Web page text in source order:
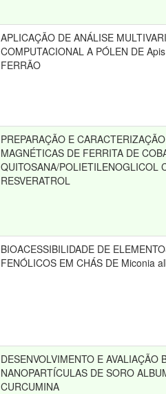
APLICAÇÃO DE ANÁLISE
COMPUTACIONAL A PÓLEN DE
FERRÃO
PREPARAÇÃO E
MAGNÉTICAS DE FERRITA DE
QUITOSANA/POLIETILENOGLICOL
RESVERATROL
BIOACESSIBILIDADE DE
FENÓLICOS EM CHÁS DE Miconia
DESENVOLVIMENTO E AVALIAÇÃO
NANOPARTÍCULAS DE SORO
CURCUMINA